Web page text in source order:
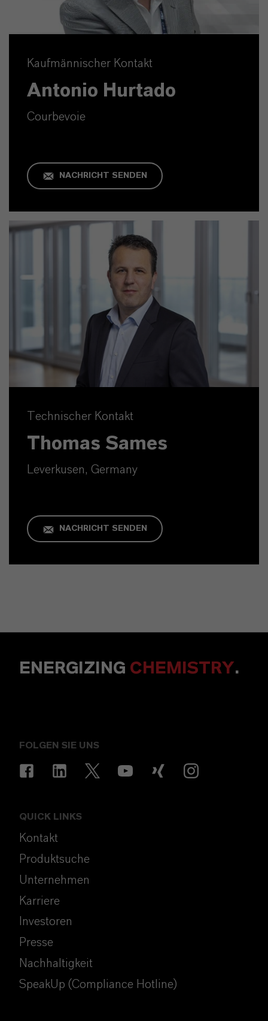
Kaufmännischer Kontakt
Antonio Hurtado
Courbevoie
NACHRICHT SENDEN
Technischer Kontakt
Thomas Sames
Leverkusen, Germany
NACHRICHT SENDEN
ENERGIZING CHEMISTRY.
FOLGEN SIE UNS
QUICK LINKS
Kontakt
Produktsuche
Unternehmen
Karriere
Investoren
Presse
Nachhaltigkeit
SpeakUp (Compliance Hotline)